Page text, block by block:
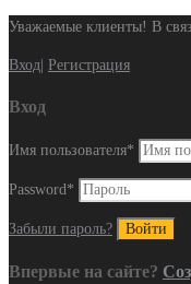
Уважаемые клиенты! В
Вход Регистрация
Вход
Имя пользователя*
Password *
Забыли пароль?
Впервые на сайте?